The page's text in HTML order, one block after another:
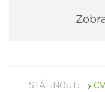
STÁHNOUT: